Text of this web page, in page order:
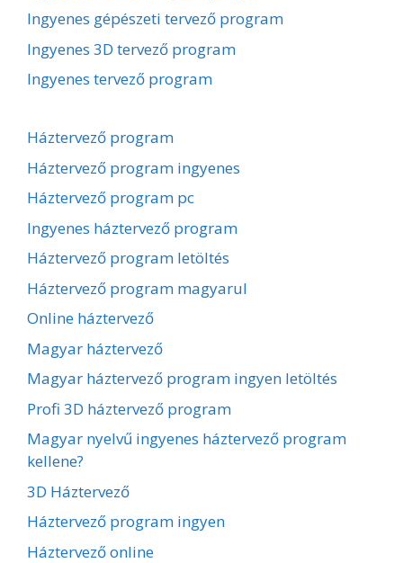
Ingyenes gépészeti tervező program
Ingyenes 3D tervező program
Ingyenes tervező program
Háztervező program
Háztervező program ingyenes
Háztervező program pc
Ingyenes háztervező program
Háztervező program letöltés
Háztervező program magyarul
Online háztervező
Magyar háztervező
Magyar háztervező program ingyen letöltés
Profi 3D háztervező program
Magyar nyelvű ingyenes háztervező program
kellene?
3D Háztervező
Háztervező program ingyen
Háztervező online